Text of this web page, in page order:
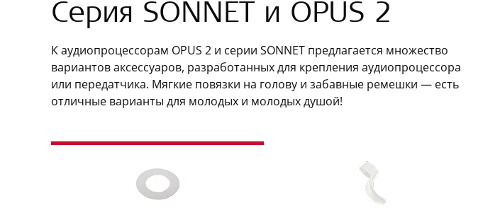
Серия SONNET и OPUS 2
К аудиопроцессорам OPUS 2 и серии SONNET предлагается множество
вариантов аксессуаров, разработанных для крепления аудиопроцессора
или передатчика. Мягкие повязки на голову и забавные ремешки — есть
отличные варианты для молодых и молодых душой!